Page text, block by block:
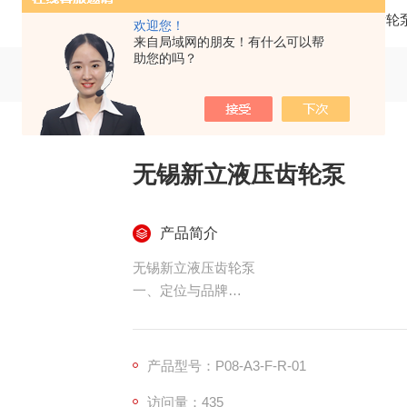
欢迎您！
来自局域网的朋友！有什么可以帮
助您的吗？
当前位置： 齿轮
无锡新立液压齿轮泵
产品简介
无锡新立液压齿轮泵
一、定位与品牌
模式：进口原装（Boden、Guriston、
产品型号：P08-A3-F-R-01
访问量：435